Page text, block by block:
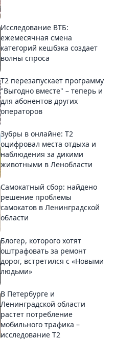
Исследование ВТБ:
ежемесячная смена
категорий кешбэка создает
волны спроса
Т2 перезапускает программу
"Выгодно вместе" – теперь и
для абонентов других
операторов
Зубры в онлайне: Т2
оцифровал места отдыха и
наблюдения за дикими
животными в Ленобласти
Самокатный сбор: найдено
решение проблемы
самокатов в Ленинградской
области
Блогер, которого хотят
оштрафовать за ремонт
дорог, встретился с «Новыми
людьми»
В Петербурге и
Ленинградской области
растет потребление
мобильного трафика –
исследование T2